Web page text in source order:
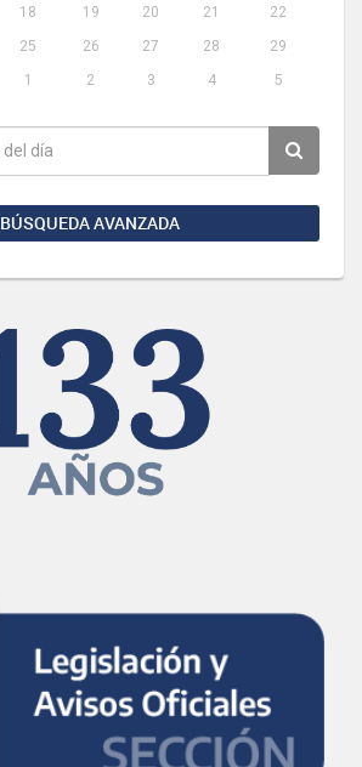
18 19 20 21
22
25 26 27 28
29
1 2 3 4 5
BÚSQUEDA AVANZADA